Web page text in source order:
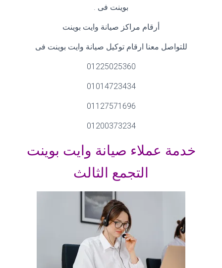
بوينت فى .
أرقام مراكز صيانة وايت بوينت
للتواصل معنا ارقام توكيل صيانة وايت بوينت فى
01225025360
01014723434
01127571696
01200373234
خدمة عملاء صيانة وايت بوينت
التجمع الثالث